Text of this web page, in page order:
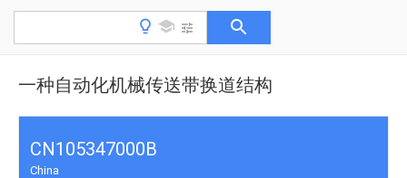
一种自动化机械传送带换道结构
CN105347000B
China